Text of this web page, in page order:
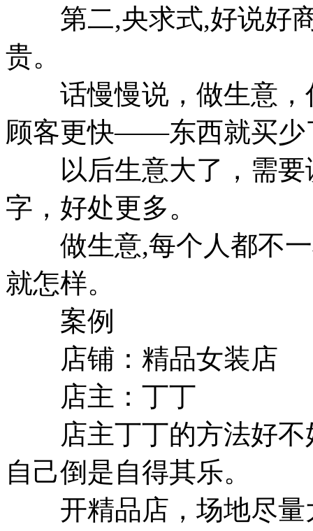
第二,央求式,好说好商
贵。
话慢慢说，做生意，
顾客更快——东西就买少
以后生意大了，需要
字，好处更多。
做生意,每个人都不一
就怎样。
案例
店铺：精品女装店
店主：丁丁
店主丁丁的方法好不
自己倒是自得其乐。
开精品店，场地尽量